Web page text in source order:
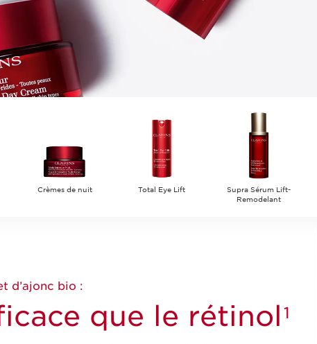
Crèmes de nuit Total Eye Lift
Supra Sérum Lift-
Remodelant
d’ajonc bio :
que le rétinol 1